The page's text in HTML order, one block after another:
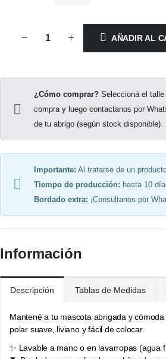
AÑADIR AL
¿Cómo comprar? Seleccioná el
compra y luego contactanos por
de tu abrigo (según stock disponible).
Importante: Al tratarse de un
Tiempo de producción: hasta 10
Bordado extra: ¡Consultanos por
Información
Descripción Tablas de Medidas
Mantené a tu mascota abrigada y
polar suave, liviano y fácil de colocar.
✨ Lavable a mano o en lavarropas (agua